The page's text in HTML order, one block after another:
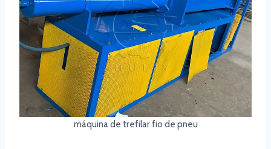
máquina de trefilar fio de pneu